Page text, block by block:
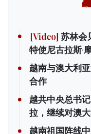
苏林会
特使尼古拉斯·
越南与澳大利
合作
越共中央总书
拉，继续对澳
越南祖国阵线